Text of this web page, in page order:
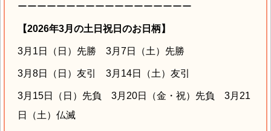
ーーーーーーーーーーーーーーーーーー
【2026年3月の土日祝日のお日柄】
3月1日（日）先勝 3月7日（土）先勝
3月8日（日）友引 3月14日（土）友引
3月15日（日）先負 3月20日（金・祝）先負 3月21
日（土）仏滅